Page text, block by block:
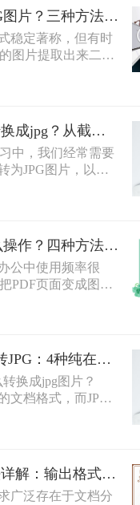
媒体发布和图像编
么转换成JPG图片
三种方案的直观对
作步骤，您可根据
量和隐私需求快速
。
PDF怎么转JPG图片？三种方法对比，一看就懂！
稳定著称，但有时
图片提取出来二次
格式用于网页、
，PDF怎么转JPG图
操作步骤，您可根
质量要求和隐私需
pdf文件怎么转换成jpg？从截图到专业软件，一篇讲清楚！
中，我们经常需要
为JPG图片，以便
页或通过微信分
图片？本文先给
可根据使用频率、
作习惯快速选择最
PDF转JPG怎么操作？四种方法实测对比，附各场景最优选！
公中使用频率很
PDF页面变成图片
、上传到只接受图
就得做格式转换。
大——截图法可能
具有隐私顾虑，专
。选错方法不仅浪
到画质差的图片。
不装软件PDF转JPG：4种纯在线方案的转换效果和速度对比！
换成jpg图片？
文档格式，而JPG
格式。有时候，我
转换成JPG图片。
使用这些软件，那
方法。
PDF转图片4法详解：输出格式、分辨率、批量处理全对比！
广泛存在于文档分